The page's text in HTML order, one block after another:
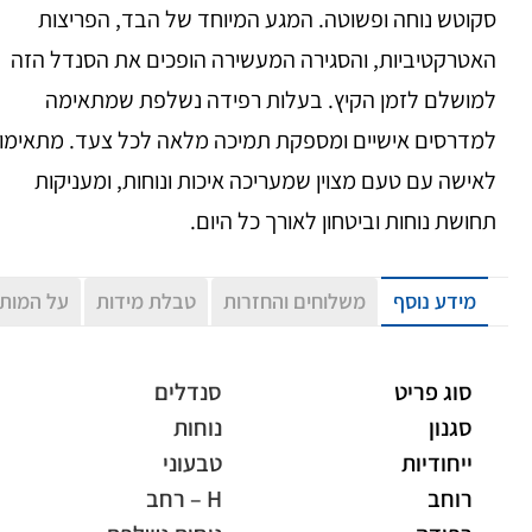
סקוטש נוחה ופשוטה. המגע המיוחד של הבד, הפריצות
האטרקטיביות, והסגירה המעשירה הופכים את הסנדל הזה
למושלם לזמן הקיץ. בעלות רפידה נשלפת שמתאימה
למדרסים אישיים ומספקת תמיכה מלאה לכל צעד.
לאישה עם טעם מצוין שמעריכה איכות ונוחות, ומעניקות
תחושת נוחות וביטחון לאורך כל היום.
מידע נוסף משלוחים והחזרות טבלת מידות על
סוג פריט
סנדלים
סגנון
נוחות
ייחודיות
טבעוני
רוחב
H – רחב